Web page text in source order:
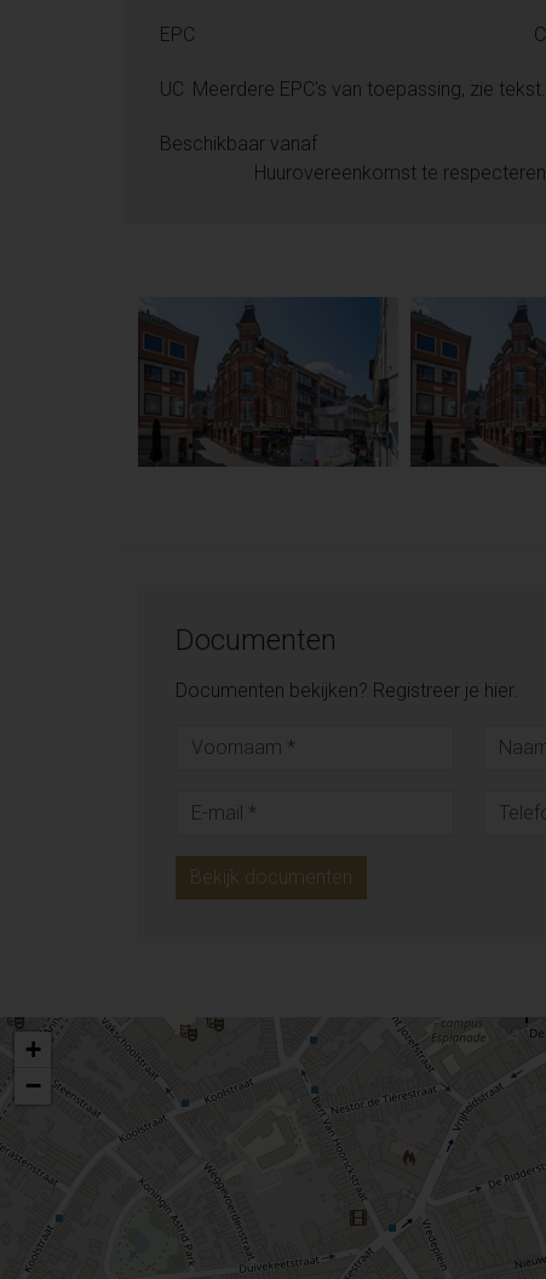
EPC C
UC Meerdere EPC's van toepassing, zie tekst.
Beschikbaar vanaf
Huurovereenkomst te respecteren
Documenten
Documenten bekijken? Registreer je hier.
Bekijk documenten
+
−